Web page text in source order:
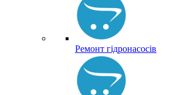
Ремонт гідронасосів